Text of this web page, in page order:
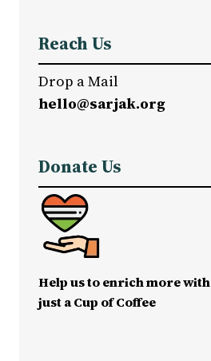
Reach Us
Drop a Mail
hello@sarjak.org
Donate Us
Help us to enrich more with
just a Cup of Coffee